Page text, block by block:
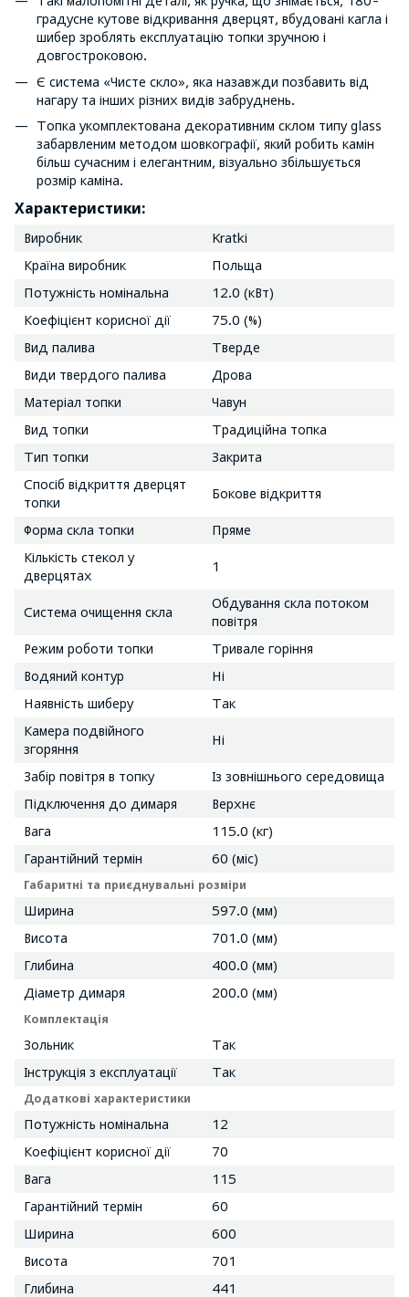
градусне кутове відкривання дверцят, вбудовані кагла і
шибер зроблять експлуатацію топки зручною і
довгостроковою.
Є система «Чисте скло», яка назавжди позбавить від
нагару та інших різних видів забруднень.
Топка укомплектована декоративним склом типу glass
забарвленим методом шовкографії, який робить камін
більш сучасним і елегантним, візуально збільшується
розмір каміна.
Характеристики:
Виробник
Kratki
Країна виробник
Польща
Потужність номінальна
12.0 (кВт)
Коефіцієнт корисної дії
75.0 (%)
Вид палива
Тверде
Види твердого палива
Дрова
Матеріал топки
Чавун
Вид топки
Традиційна топка
Тип топки
Закрита
Спосіб відкриття дверцят
топки
Бокове відкриття
Форма скла топки
Пряме
Кількість стекол у
дверцятах
1
Система очищення скла
Обдування скла потоком
повітря
Режим роботи топки
Тривале горіння
Водяний контур
Ні
Наявність шиберу
Так
Камера подвійного
згоряння
Ні
Забір повітря в топку
Із зовнішнього середовища
Підключення до димаря
Верхнє
Вага
115.0 (кг)
Гарантійний термін
60 (міс)
Габаритні та приєднувальні розміри
Ширина
597.0 (мм)
Висота
701.0 (мм)
Глибина
400.0 (мм)
Діаметр димаря
200.0 (мм)
Комплектація
Зольник
Так
Інструкція з експлуатації
Так
Додаткові характеристики
Потужність номінальна
12
Коефіцієнт корисної дії
70
Вага
115
Гарантійний термін
60
Ширина
600
Висота
701
Глибина
441